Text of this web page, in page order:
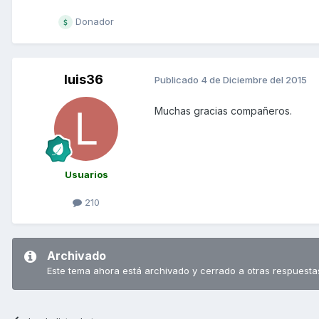
Donador
luis36
Usuarios
210
Publicado 4 de Diciembre del 2015
Muchas gracias compañeros.
Archivado
Este tema ahora está archivado y cerrado a otras